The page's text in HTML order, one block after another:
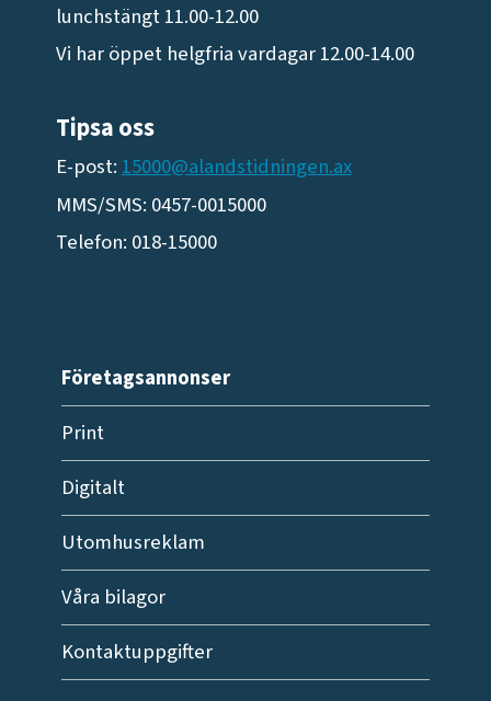
lunchstängt 11.00-12.00
Vi har öppet helgfria vardagar 12.00-14.00
Tipsa oss
E-post: 15000@alandstidningen.ax
MMS/SMS: 0457-0015000
Telefon: 018-15000
Företagsannonser
Print
Digitalt
Utomhusreklam
Våra bilagor
Kontaktuppgifter